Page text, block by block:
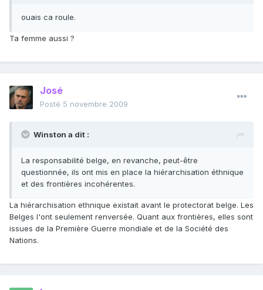
ouais ca roule.
Ta femme aussi ?
José
Posté 5 novembre 2009
Winston a dit :
La responsabilité belge, en revanche, peut-être
questionnée, ils ont mis en place la hiérarchisation éthnique
et des frontières incohérentes.
La hiérarchisation ethnique existait avant le protectorat belge. Les
Belges l'ont seulement renversée. Quant aux frontières, elles sont
issues de la Première Guerre mondiale et de la Société des
Nations.